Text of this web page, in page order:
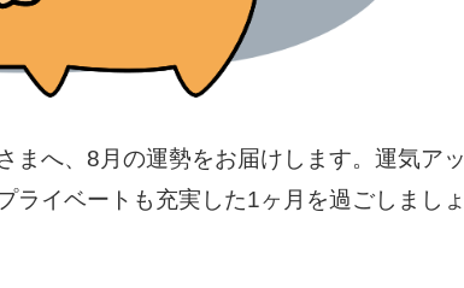
まへ、8月の運勢をお届けします。運気アッ
ライベートも充実した1ヶ月を過ごしましょ